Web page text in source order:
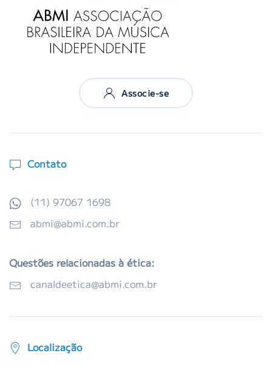
Associe-se
Contato
(11) 97067 1698
abmi@abmi.com.br
Questões relacionadas à ética:
canaldeetica@abmi.com.br
Localização